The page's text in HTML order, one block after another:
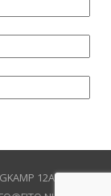
12A, 3961